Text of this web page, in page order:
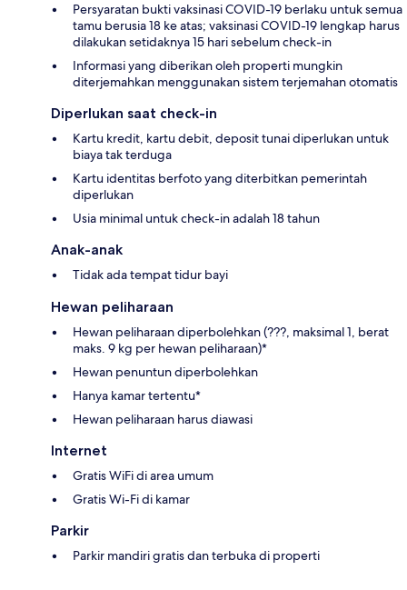
Persyaratan bukti vaksinasi COVID-19 berlaku untuk semua
tamu berusia 18 ke atas; vaksinasi COVID-19 lengkap harus
dilakukan setidaknya 15 hari sebelum check-in
Informasi yang diberikan oleh properti mungkin
diterjemahkan menggunakan sistem terjemahan otomatis
Diperlukan saat check-in
Kartu kredit, kartu debit, deposit tunai diperlukan untuk
biaya tak terduga
Kartu identitas berfoto yang diterbitkan pemerintah
diperlukan
Usia minimal untuk check-in adalah 18 tahun
Anak-anak
Tidak ada tempat tidur bayi
Hewan peliharaan
Hewan peliharaan diperbolehkan (???, maksimal 1, berat
maks. 9 kg per hewan peliharaan)*
Hewan penuntun diperbolehkan
Hanya kamar tertentu*
Hewan peliharaan harus diawasi
Internet
Gratis WiFi di area umum
Gratis Wi-Fi di kamar
Parkir
Parkir mandiri gratis dan terbuka di properti